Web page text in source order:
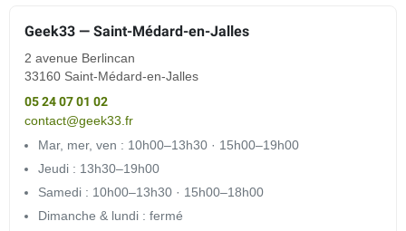
Geek33 — Saint-Médard-en-Jalles
2 avenue Berlincan
33160 Saint-Médard-en-Jalles
05 24 07 01 02
contact@geek33.fr
Mar, mer, ven : 10h00–13h30 · 15h00–19h00
Jeudi : 13h30–19h00
Samedi : 10h00–13h30 · 15h00–18h00
Dimanche & lundi : fermé